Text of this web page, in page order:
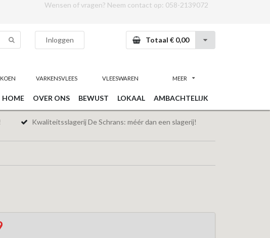
Wensen of vragen? Neem contact op: 058-2139072
Inloggen Totaal € 0,00
VARKENSVLEES VLEESWAREN MEER
HOME OVER ONS BEWUST LOKAAL AMBACHTELIJK
Kwaliteitsslagerij De Schrans: méér dan een slagerij!